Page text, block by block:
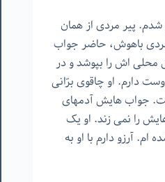
پیر مردی از همان
باهوش، حاضر جواب
محلی اش را بپوشد و در
دارم. او چاقوی برّانی
جواب هایش آدمهای
را نمی زند. او یک
ام. آرزو دارم با او به